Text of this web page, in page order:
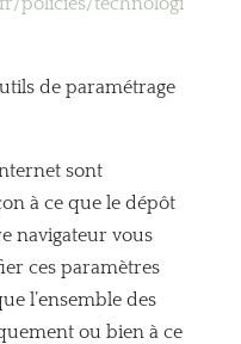
de paramétrage
sont
à ce que le dépôt
navigateur vous
ces paramètres
l’ensemble des
ou bien à ce